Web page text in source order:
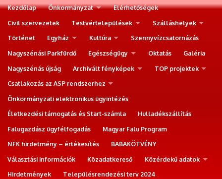
Kezdőlap Önkormányzat
Elérhetőségek
Civil szervezetek
Testvértelepülések
Szálláshelyek
Történet
Egyház Kultúra
Szennyvízcsatornázás
Nagyszénási Parkfürdő
Egészségügy Oktatás
Galéria
Nagyszénás újság
Archivált fényképek
TOP projektek
Csatlakozás az ASP rendszerhez
Önkormányzati elektronikus ügyintézés
Életkezdési támogatás és Start-számla
Hulladékszállítás
Falugazdász ügyfélfogadás
Magyar Falu Program
NFK hirdetmény – értékesítés
BABAKÖTVÉNY
Választási információk
Közadatkereső
Közérdekű adatok
Hirdetmények
Településrendezési terv 2024